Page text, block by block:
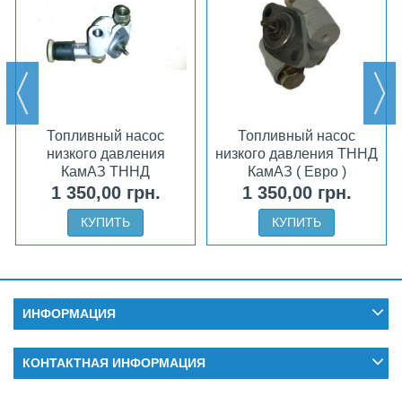
Топливный насос
низкого давления
КамАЗ ТННД
323.1106010 аналог
ЯЗДА
1 350,00 грн.
КУПИТЬ
Топливный насос
низкого давления ТННД
КамАЗ ( Евро )
332.1106010 аналог
ЯЗДА
1 350,00 грн.
КУПИТЬ
ИНФОРМАЦИЯ
КОНТАКТНАЯ ИНФОРМАЦИЯ